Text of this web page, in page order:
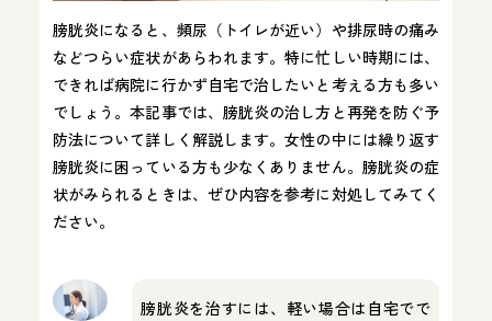
膀胱炎になると、頻尿（トイレが近い）や排尿時の痛み
などつらい症状があらわれます。特に忙しい時期には、
できれば病院に行かず自宅で治したいと考える方も多い
でしょう。本記事では、膀胱炎の治し方と再発を防ぐ予
防法について詳しく解説します。女性の中には繰り返す
膀胱炎に困っている方も少なくありません。膀胱炎の症
状がみられるときは、ぜひ内容を参考に対処してみてく
ださい。
膀胱炎を治すには、軽い場合は自宅でで